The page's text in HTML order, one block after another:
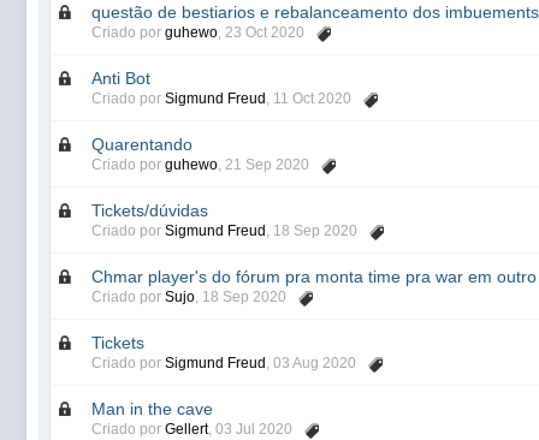
questão de bestiarios e rebalanceamento dos imbuements
Criado por guhewo, 23 Oct 2020
Anti Bot
Criado por Sigmund Freud , 11 Oct 2020
Quarentando
Criado por guhewo, 21 Sep 2020
Tickets/dúvidas
Criado por Sigmund Freud , 18 Sep 2020
Chmar player's do fórum pra monta time pra war em
Criado por Sujo, 18 Sep 2020
Tickets
Criado por Sigmund Freud , 03 Aug 2020
Man in the cave
Criado por Gellert, 03 Jul 2020